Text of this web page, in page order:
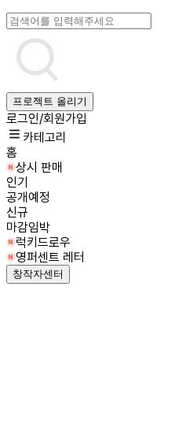
프로젝트 올리기
로그인/회원가입
카테고리
홈
상시 판매
인기
공개예정
신규
마감임박
럭키드로우
영퍼센트 레터
창작자센터